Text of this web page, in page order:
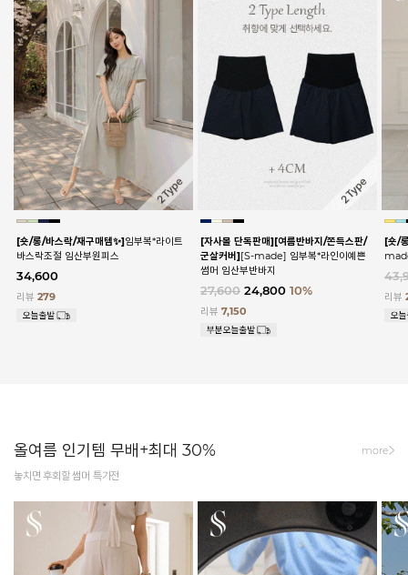
[숏/롱/바스락/재구매템✨]임부복*라이트
바스락조절 임산부원피스
34,600
리뷰 279
[자사몰 단독판매][여름반바지/쫀득스판/
군살커버][S-made] 임부복*라인이예쁜
썸머 임산부반바지
27,600 24,800 10%
리뷰7,150
[숏/
리뷰
올여름 인기템 무배+최대 30%
놓치면 후회할 썸머 특가전
more